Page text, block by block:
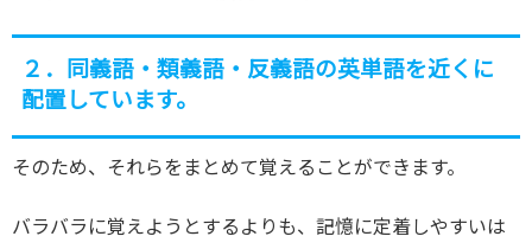
２．同義語・類義語・反義語の英単語を近くに
配置しています。
そのため、それらをまとめて覚えることができます。
バラバラに覚えようとするよりも、記憶に定着しやすいは